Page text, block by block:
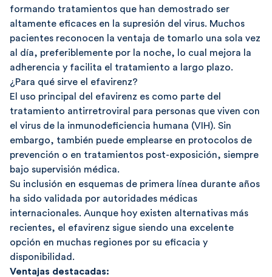
formando tratamientos que han demostrado ser
altamente eficaces en la supresión del virus. Muchos
pacientes reconocen la ventaja de tomarlo una sola vez
al día, preferiblemente por la noche, lo cual mejora la
adherencia y facilita el tratamiento a largo plazo.
¿Para qué sirve el efavirenz?
El uso principal del efavirenz es como parte del
tratamiento antirretroviral para personas que viven con
el virus de la inmunodeficiencia humana (VIH). Sin
embargo, también puede emplearse en protocolos de
prevención o en tratamientos post-exposición, siempre
bajo supervisión médica.
Su inclusión en esquemas de primera línea durante años
ha sido validada por autoridades médicas
internacionales. Aunque hoy existen alternativas más
recientes, el efavirenz sigue siendo una excelente
opción en muchas regiones por su eficacia y
disponibilidad.
Ventajas destacadas: